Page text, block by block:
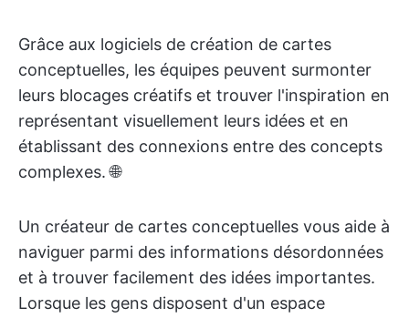
Grâce aux logiciels de création de cartes
conceptuelles, les équipes peuvent surmonter
leurs blocages créatifs et trouver l'inspiration en
représentant visuellement leurs idées et en
établissant des connexions entre des concepts
complexes. 🌐
Un créateur de cartes conceptuelles vous aide à
naviguer parmi des informations désordonnées
et à trouver facilement des idées importantes.
Lorsque les gens disposent d'un espace